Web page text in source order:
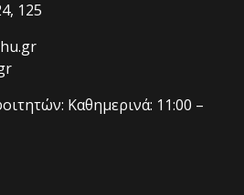
125
Καθημερινά: 11:00 –